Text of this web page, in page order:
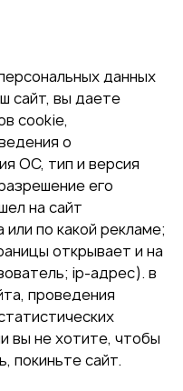
данных
сайт, вы даете
cookie,
о
ОС, тип и версия
его
на сайт
или по какой рекламе;
открывает и на
ip-адрес). в
проведения
вы не хотите, чтобы
покиньте сайт.